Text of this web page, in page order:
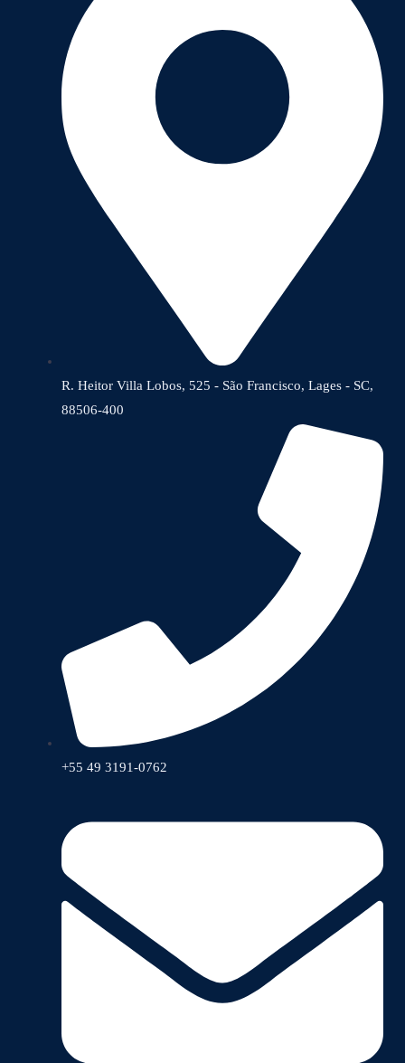
R. Heitor Villa Lobos, 525 - São Francisco, Lages - SC,
88506-400
+55 49 3191-0762